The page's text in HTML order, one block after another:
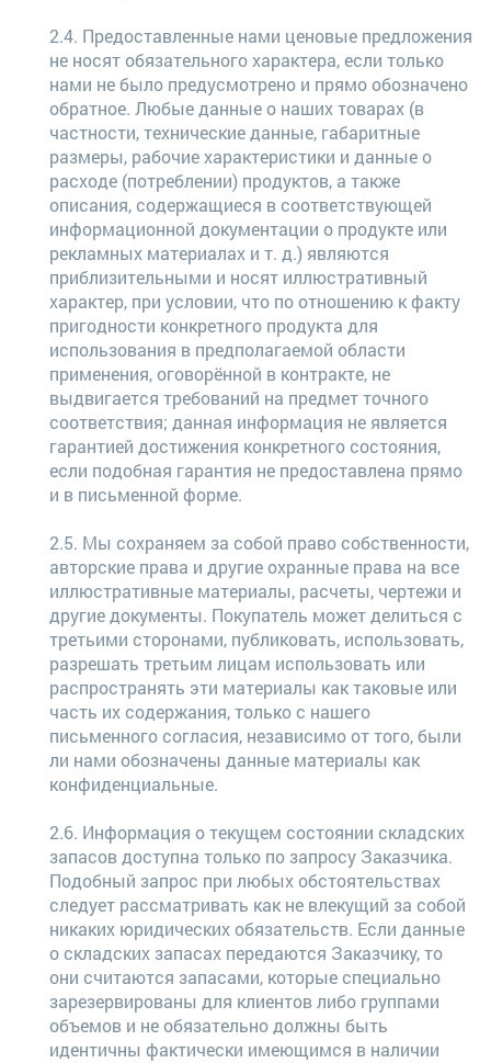
2.4. Предоставленные нами ценовые предложения
не носят обязательного характера, если только
нами не было предусмотрено и прямо обозначено
обратное. Любые данные о наших товарах (в
частности, технические данные, габаритные
размеры, рабочие характеристики и данные о
расходе (потреблении) продуктов, а также
описания, содержащиеся в соответствующей
информационной документации о продукте или
рекламных материалах и т. д.) являются
приблизительными и носят иллюстративный
характер, при условии, что по отношению к факту
пригодности конкретного продукта для
использования в предполагаемой области
применения, оговорённой в контракте, не
выдвигается требований на предмет точного
соответствия; данная информация не является
гарантией достижения конкретного состояния,
если подобная гарантия не предоставлена прямо
и в письменной форме.
2.5. Мы сохраняем за собой право собственности,
авторские права и другие охранные права на все
иллюстративные материалы, расчеты, чертежи и
другие документы. Покупатель может делиться с
третьими сторонами, публиковать, использовать,
разрешать третьим лицам использовать или
распространять эти материалы как таковые или
часть их содержания, только с нашего
письменного согласия, независимо от того, были
ли нами обозначены данные материалы как
конфиденциальные.
2.6. Информация о текущем состоянии складских
запасов доступна только по запросу Заказчика.
Подобный запрос при любых обстоятельствах
следует рассматривать как не влекущий за собой
никаких юридических обязательств. Если данные
о складских запасах передаются Заказчику, то
они считаются запасами, которые специально
зарезервированы для клиентов либо группами
объемов и не обязательно должны быть
идентичны фактически имеющимся в наличии